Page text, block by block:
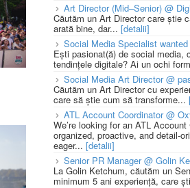
Art Director (Mid–Senior) @
Căutăm un Art Director care știe
arată bine, dar... [detalii]
Social Media Specialist
Ești pasionat(ă) de social media,
tendințele digitale? Ai un ochi
Social Media Art Director @
Căutăm un Art Director cu
care să știe cum să transforme...
ATL Account Coordinator @
We’re looking for an ATL
organized, proactive, and detail-
eager... [detalii]
Senior PR Manager @ Golin
La Golin Ketchum, căutăm un
minimum 5 ani experiență, care